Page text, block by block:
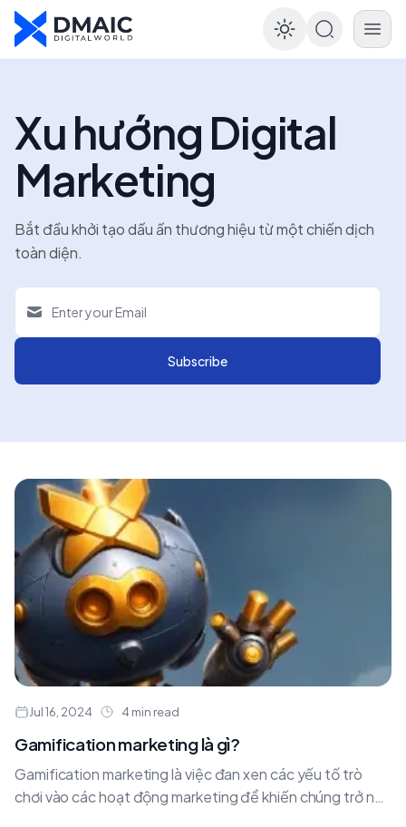
Enable
Xu hướng Digital
Marketing
Bắt đầu khởi tạo dấu ấn thương hiệu từ một chiến dịch
toàn diện.
Subscribe
Jul 16, 2024 4 min read
Gamification marketing là gì?
Gamification marketing là việc đan xen các yếu tố trò
chơi vào các hoạt động marketing để khiến chúng trở nên